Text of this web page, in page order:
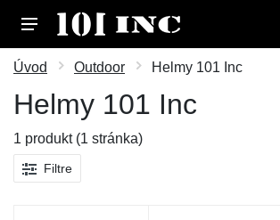
Úvod Outdoor Helmy 101 Inc
Helmy 101 Inc
1 produkt (1 stránka)
Filtre